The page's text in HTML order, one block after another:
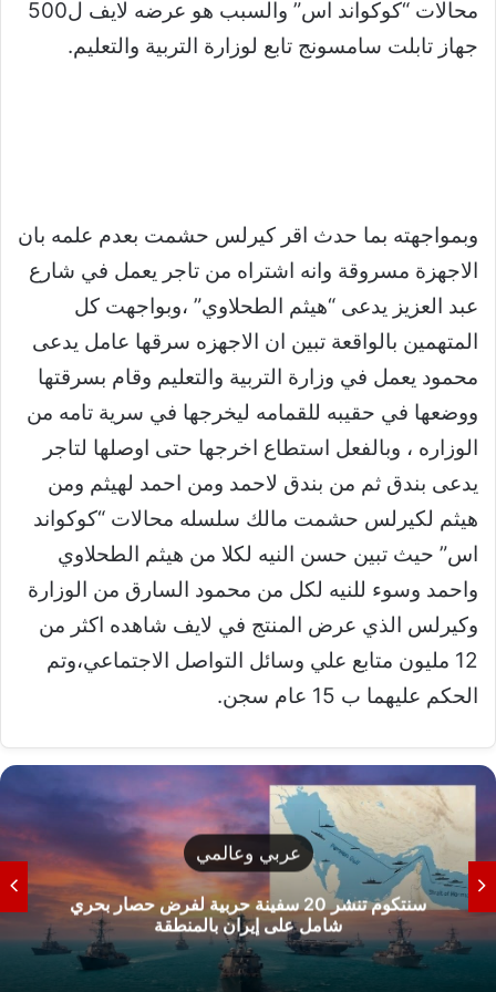
محالات “كوكواند اس” والسبب هو عرضه لايف ل500
جهاز تابلت سامسونج تابع لوزارة التربية والتعليم.
وبمواجهته بما حدث اقر كيرلس حشمت بعدم علمه بان
الاجهزة مسروقة وانه اشتراه من تاجر يعمل في شارع
عبد العزيز يدعى “هيثم الطحلاوي” ،وبواجهت كل
المتهمين بالواقعة تبين ان الاجهزه سرقها عامل يدعى
محمود يعمل في وزارة التربية والتعليم وقام بسرقتها
ووضعها في حقيبه للقمامه ليخرجها في سرية تامه من
الوزاره ، وبالفعل استطاع اخرجها حتى اوصلها لتاجر
يدعى بندق ثم من بندق لاحمد ومن احمد لهيثم ومن
هيثم لكيرلس حشمت مالك سلسله محالات “كوكواند
اس” حيث تبين حسن النيه لكلا من هيثم الطحلاوي
واحمد وسوء للنيه لكل من محمود السارق من الوزارة
وكيرلس الذي عرض المنتج في لايف شاهده اكثر من
12 مليون متابع علي وسائل التواصل الاجتماعي،وتم
الحكم عليهما ب 15 عام سجن.
عربي وعالمي
سنتكوم تنشر 20 سفينة حربية لفرض حصار بحري
شامل على إيران بالمنطقة